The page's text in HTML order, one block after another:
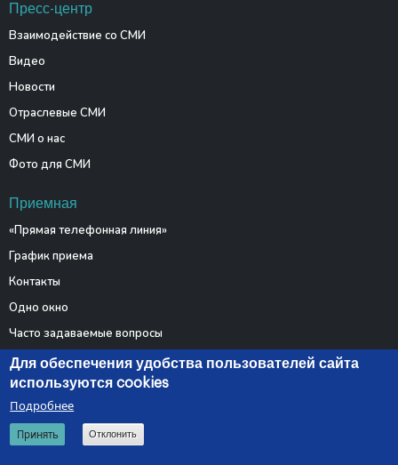
Пресс-центр
Взаимодействие со СМИ
Видео
Новости
Отраслевые СМИ
СМИ о нас
Фото для СМИ
Приемная
«Прямая телефонная линия»
График приема
Контакты
Одно окно
Часто задаваемые вопросы
Электронные обращения
© 2026 Министерство связи и информатизации Республики
Для обеспечения удобства пользователей сайта
используются cookies
Подробнее
Принять Отклонить